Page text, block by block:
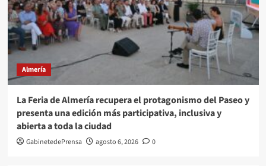
Almería
La Feria de Almería recupera el protagonismo del Paseo y
presenta una edición más participativa, inclusiva y
abierta a toda la ciudad
GabinetedePrensa agosto 6, 2026 0